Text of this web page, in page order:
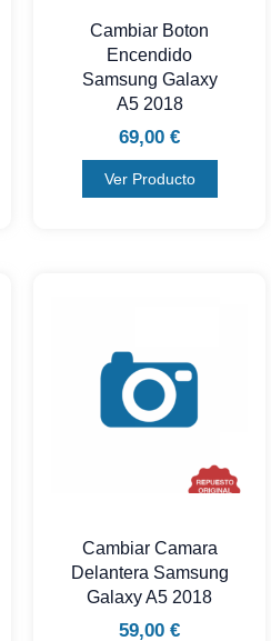
Cambiar Boton
Encendido
Samsung Galaxy
A5 2018
69,00 €
Ver Producto
Cambiar Camara
Delantera Samsung
Galaxy A5 2018
59,00 €